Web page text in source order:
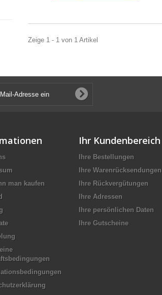
Zeige 1 - 1 von 1 Artikel
man kaufen
Ihr Kundenbereich
Ihre Bestellungen
Ihre Warenrücksendungen
Ihre Rückvergütungen
Ihre Adressen
Ihre persönlichen Daten
Ihre Gutscheine